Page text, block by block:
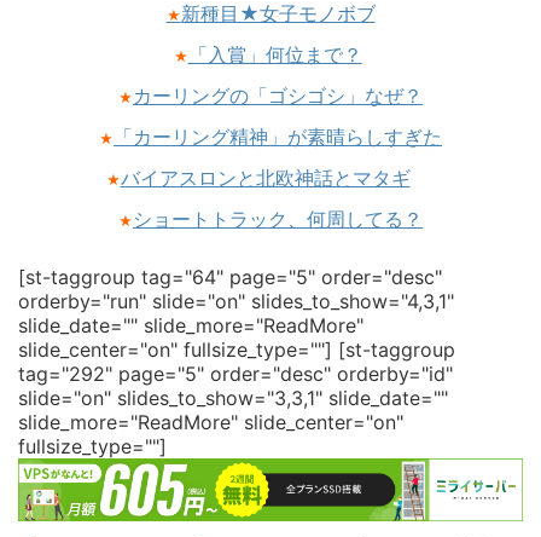
★新種目★女子モノボブ
★ 「入賞」何位まで？
★ カーリングの「ゴシゴシ」なぜ？
★ 「カーリング精神」が素晴らしすぎた
★バイアスロンと北欧神話とマタギ
★ ショートトラック、何周してる？
[st-taggroup tag="64" page="5" order="desc"
orderby="run" slide="on" slides_to_show="4,3,1"
slide_date="" slide_more="ReadMore"
slide_center="on" fullsize_type=""] [st-taggroup
tag="292" page="5" order="desc" orderby="id"
slide="on" slides_to_show="3,3,1" slide_date=""
slide_more="ReadMore" slide_center="on"
fullsize_type=""]